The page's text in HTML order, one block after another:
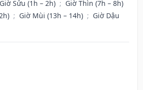
Giờ Sửu (1h – 2h) ; Giờ Thìn (7h – 8h)
; Giờ Mùi (13h – 14h) ; Giờ Dậu